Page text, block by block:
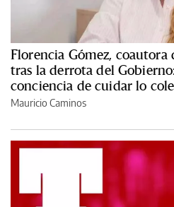
Florencia Gómez, coautora
tras la derrota del
conciencia de cuidar lo
Mauricio Caminos